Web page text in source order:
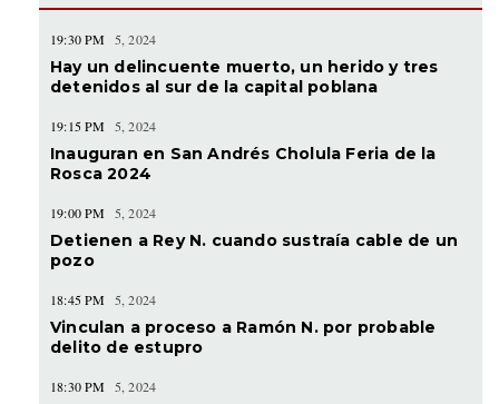
19:30 PM 5, 2024
Hay un delincuente muerto, un herido y tres
detenidos al sur de la capital poblana
19:15 PM 5, 2024
Inauguran en San Andrés Cholula Feria de la
Rosca 2024
19:00 PM 5, 2024
Detienen a Rey N. cuando sustraía cable de un
pozo
18:45 PM 5, 2024
Vinculan a proceso a Ramón N. por probable
delito de estupro
18:30 PM 5, 2024